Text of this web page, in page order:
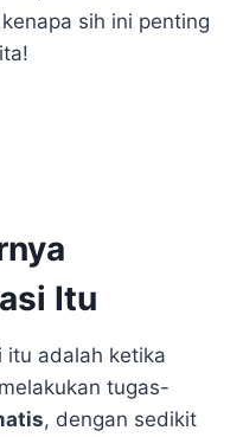
sih ini penting
Itu
itu adalah ketika
tugas-
, dengan sedikit